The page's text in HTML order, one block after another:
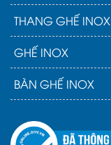
THANG GHẾ INOX
GHẾ INOX
BÀN GHẾ INOX